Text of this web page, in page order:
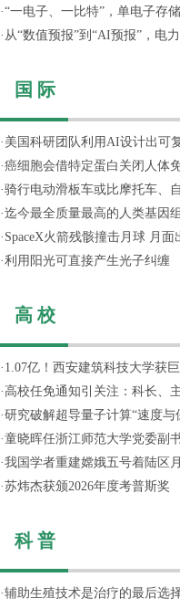
·“一电子、一比特”，单电子存
· 从“数值预报”到“AI预报”，电
国 际
· 美国科研团队利用AI设计出可
·癌细胞会借特定蛋白关闭人体
·骑行电动滑板车或比摩托车、
·迄今最全质量最高的人类基因
· SpaceX火箭残骸撞击月球 月面
·利用阳光可直接产生光子纠缠
高 校
· 1.07亿！西安建筑科技大学获
· 高校任免通知引关注：科长、
·研究破解超导量子计算“速度与
·童晓晖任浙江师范大学党委副
·我国学者重建嫦娥五号着陆区
·苏炜杰获颁2026年度考普斯奖
科 普
·辅助生殖技术是治疗的最后选